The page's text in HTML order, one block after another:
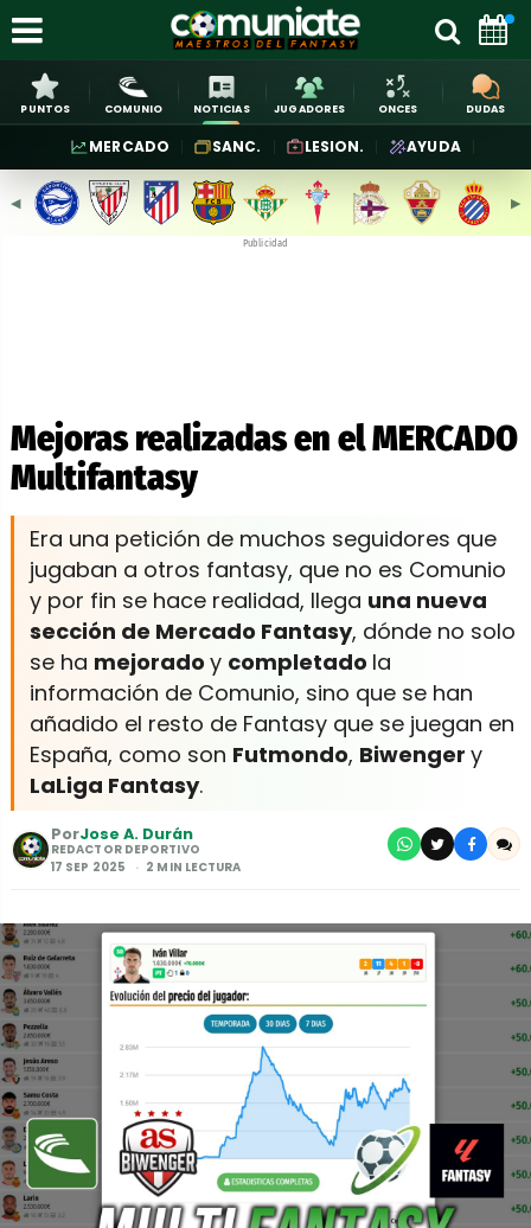
PUNTOS COMUNIO NOTICIAS JUGADORES ONCES DUDAS
MERCADO SANC. LESION. AYUDA
◀︎ ▶︎
Publicidad
Mejoras realizadas en el MERCADO
Multifantasy
Era una petición de muchos seguidores que
jugaban a otros fantasy, que no es Comunio
y por fin se hace realidad, llega una nueva
sección de Mercado Fantasy, dónde no solo
se ha mejorado y completado la
información de Comunio, sino que se han
añadido el resto de Fantasy que se juegan en
España, como son Futmondo, Biwenger y
LaLiga Fantasy.
PorJose A. Durán
REDACTOR DEPORTIVO
17 SEP 2025
2 MIN LECTURA